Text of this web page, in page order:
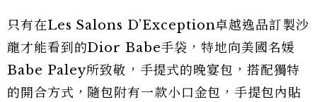
只有在Les Salons D’Exception卓越逸品訂製沙
龍才能看到的Dior Babe手袋，特地向美國名媛
Babe Paley所致敬，手提式的晚宴包，搭配獨特
的開合方式，隨包附有一款小口金包，手提包內貼